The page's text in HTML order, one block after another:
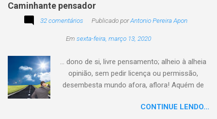
Caminhante pensador
32 comentários Publicado porAntonio Pereira Apon
Em sexta-feira, março 13, 2020
... dono de si, livre pensamento; alheio à alheia
opinião, sem pedir licença ou permissão,
desembesta mundo afora, aflora! Aquém de
sem pitaco, intromissão... Antonio Pereira
CONTINUE LENDO...